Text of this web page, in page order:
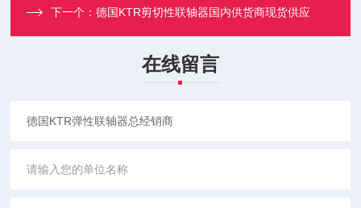
下一个：德国KTR剪切性联轴器国内供货商现货供应
在线留言